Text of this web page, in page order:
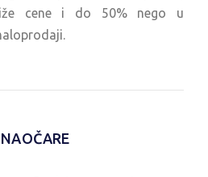
cene i do 50% nego u